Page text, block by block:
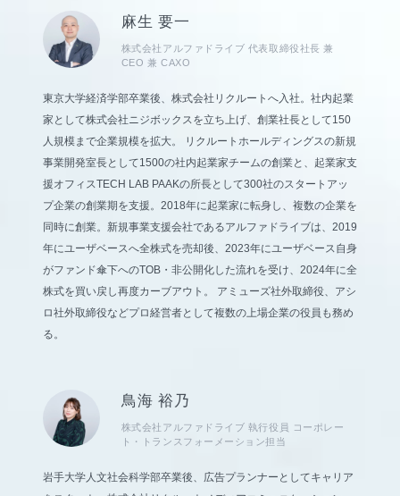
麻生 要一
株式会社アルファドライブ 代表取締役社長 兼
CEO 兼 CAXO
東京大学経済学部卒業後、株式会社リクルートへ入社。社内起業
家として株式会社ニジボックスを立ち上げ、創業社長として150
人規模まで企業規模を拡大。 リクルートホールディングスの新規
事業開発室長として1500の社内起業家チームの創業と、起業家支
援オフィスTECH LAB PAAKの所長として300社のスタートアッ
プ企業の創業期を支援。2018年に起業家に転身し、複数の企業を
同時に創業。新規事業支援会社であるアルファドライブは、2019
年にユーザベースへ全株式を売却後、2023年にユーザベース自身
がファンド傘下へのTOB・非公開化した流れを受け、2024年に全
株式を買い戻し再度カーブアウト。 アミューズ社外取締役、アシ
ロ社外取締役などプロ経営者として複数の上場企業の役員も務め
る。
鳥海 裕乃
株式会社アルファドライブ 執行役員 コーポレー
ト・トランスフォーメーション担当
岩手大学人文社会科学部卒業後、広告プランナーとしてキャリア